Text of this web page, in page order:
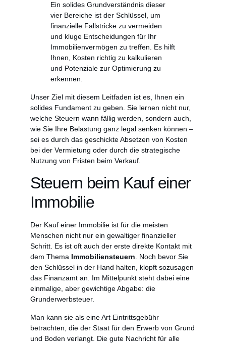
Ein solides Grundverständnis dieser
vier Bereiche ist der Schlüssel, um
finanzielle Fallstricke zu vermeiden
und kluge Entscheidungen für Ihr
Immobilienvermögen zu treffen. Es hilft
Ihnen, Kosten richtig zu kalkulieren
und Potenziale zur Optimierung zu
erkennen.
Unser Ziel mit diesem Leitfaden ist es, Ihnen ein
solides Fundament zu geben. Sie lernen nicht nur,
welche Steuern wann fällig werden, sondern auch,
wie Sie Ihre Belastung ganz legal senken können –
sei es durch das geschickte Absetzen von Kosten
bei der Vermietung oder durch die strategische
Nutzung von Fristen beim Verkauf.
Steuern beim Kauf einer
Immobilie
Der Kauf einer Immobilie ist für die meisten
Menschen nicht nur ein gewaltiger finanzieller
Schritt. Es ist oft auch der erste direkte Kontakt mit
dem Thema Immobiliensteuern. Noch bevor Sie
den Schlüssel in der Hand halten, klopft sozusagen
das Finanzamt an. Im Mittelpunkt steht dabei eine
einmalige, aber gewichtige Abgabe: die
Grunderwerbsteuer.
Man kann sie als eine Art Eintrittsgebühr
betrachten, die der Staat für den Erwerb von Grund
und Boden verlangt. Die gute Nachricht für alle